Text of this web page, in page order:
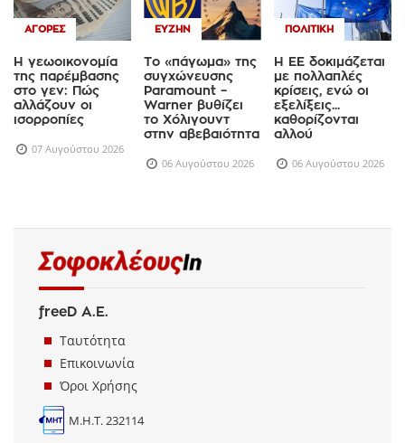
Η γεωοικονομία
της παρέμβασης
στο γεν: Πώς
αλλάζουν οι
Το «πάγωμα» της
συγχώνευσης
Paramount –
Warner βυθίζει
το Χόλιγουντ
Η ΕΕ δοκιμάζεται
με πολλαπλές
κρίσεις, ενώ οι
εξελίξεις...
καθορίζονται
freeD Α.Ε.
Ταυτότητα
Επικοινωνία
Όροι Χρήσης